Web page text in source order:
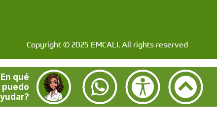
qué
puedo
Copyright © 2025 EMCALI. All rights reserved